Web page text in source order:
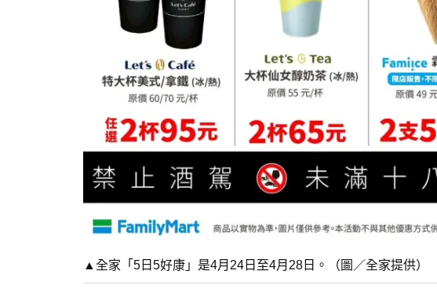
▲全家「5日5好康」是4月24日至4月28日。（圖／全家提供）